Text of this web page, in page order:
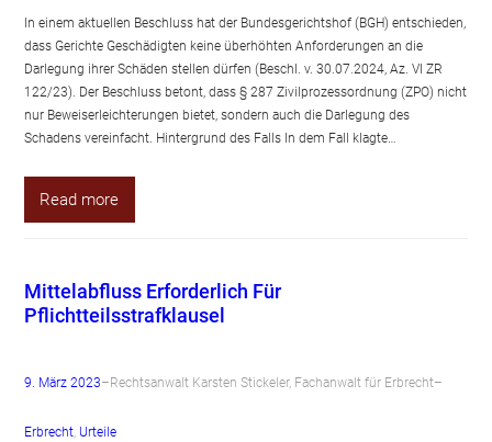
In einem aktuellen Beschluss hat der Bundesgerichtshof (BGH) entschieden,
dass Gerichte Geschädigten keine überhöhten Anforderungen an die
Darlegung ihrer Schäden stellen dürfen (Beschl. v. 30.07.2024, Az. VI ZR
122/23). Der Beschluss betont, dass § 287 Zivilprozessordnung (ZPO) nicht
nur Beweiserleichterungen bietet, sondern auch die Darlegung des
Schadens vereinfacht. Hintergrund des Falls In dem Fall klagte…
Read more
Mittelabfluss Erforderlich Für
Pflichtteilsstrafklausel
9. März 2023– Rechtsanwalt Karsten Stickeler, Fachanwalt für Erbrecht–
Erbrecht, Urteile